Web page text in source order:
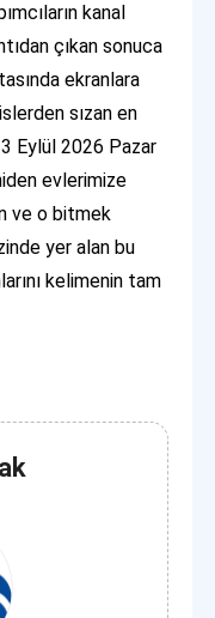
kanal
çıkan sonuca
ekranlara
sızan en
Eylül 2026 Pazar
evlerimize
ve o bitmek
yer alan bu
kelimenin tam